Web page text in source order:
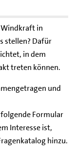
Windkraft in
stellen? Dafür
in dem
treten können.
und
Formular
Interesse ist,
hinzu.